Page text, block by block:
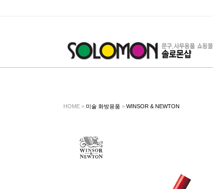
HOME > 미술 화방용품 > WINSOR & NEWTON